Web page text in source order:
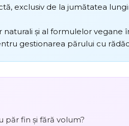
exclusiv de la jumătatea
și al formulelor vegane
gestionarea părului cu
păr fin și fără volum?